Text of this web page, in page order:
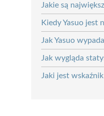
Jakie są
Kiedy Yasuo jest
Jak Yasuo
Jak wygląda
Jaki jest